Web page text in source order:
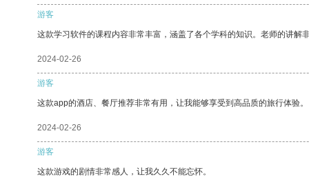
游客
这款学习软件的课程内容非常丰富，涵盖了各个学科的知识。老师的讲解
2024-02-26
游客
这款app的酒店、餐厅推荐非常有用，让我能够享受到高品质的旅行体验。
2024-02-26
游客
这款游戏的剧情非常感人，让我久久不能忘怀。